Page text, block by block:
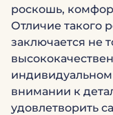
роскошь,
Отличие такого
заключается не
внимании к
удовлетворить